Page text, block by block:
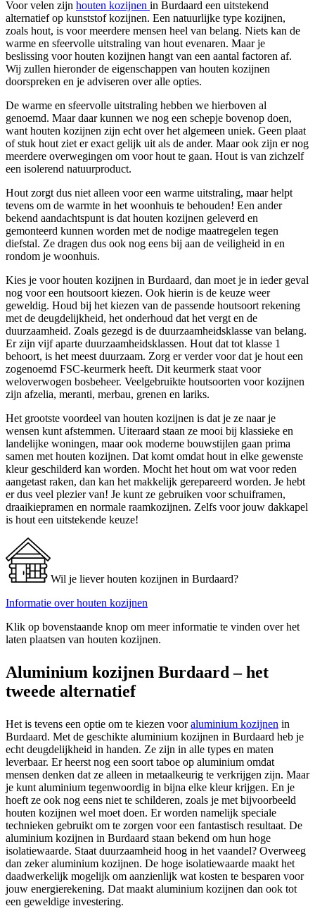
Voor velen zijn houten kozijnen in Burdaard een uitstekend
alternatief op kunststof kozijnen. Een natuurlijke type kozijnen,
zoals hout, is voor meerdere mensen heel van belang. Niets kan de
warme en sfeervolle uitstraling van hout evenaren. Maar je
beslissing voor houten kozijnen hangt van een aantal factoren af.
Wij zullen hieronder de eigenschappen van houten kozijnen
doorspreken en je adviseren over alle opties.
De warme en sfeervolle uitstraling hebben we hierboven al
genoemd. Maar daar kunnen we nog een schepje bovenop doen,
want houten kozijnen zijn echt over het algemeen uniek. Geen plaat
of stuk hout ziet er exact gelijk uit als de ander. Maar ook zijn er nog
meerdere overwegingen om voor hout te gaan. Hout is van zichzelf
een isolerend natuurproduct.
Hout zorgt dus niet alleen voor een warme uitstraling, maar helpt
tevens om de warmte in het woonhuis te behouden! Een ander
bekend aandachtspunt is dat houten kozijnen geleverd en
gemonteerd kunnen worden met de nodige maatregelen tegen
diefstal. Ze dragen dus ook nog eens bij aan de veiligheid in en
rondom je woonhuis.
Kies je voor houten kozijnen in Burdaard, dan moet je in ieder geval
nog voor een houtsoort kiezen. Ook hierin is de keuze weer
geweldig. Houd bij het kiezen van de passende houtsoort rekening
met de deugdelijkheid, het onderhoud dat het vergt en de
duurzaamheid. Zoals gezegd is de duurzaamheidsklasse van belang.
Er zijn vijf aparte duurzaamheidsklassen. Hout dat tot klasse 1
behoort, is het meest duurzaam. Zorg er verder voor dat je hout een
zogenoemd FSC-keurmerk heeft. Dit keurmerk staat voor
weloverwogen bosbeheer. Veelgebruikte houtsoorten voor kozijnen
zijn afzelia, meranti, merbau, grenen en lariks.
Het grootste voordeel van houten kozijnen is dat je ze naar je
wensen kunt afstemmen. Uiteraard staan ze mooi bij klassieke en
landelijke woningen, maar ook moderne bouwstijlen gaan prima
samen met houten kozijnen. Dat komt omdat hout in elke gewenste
kleur geschilderd kan worden. Mocht het hout om wat voor reden
aangetast raken, dan kan het makkelijk gerepareerd worden. Je hebt
er dus veel plezier van! Je kunt ze gebruiken voor schuiframen,
draaikiepramen en normale raamkozijnen. Zelfs voor jouw dakkapel
is hout een uitstekende keuze!
Wil je liever houten kozijnen in Burdaard?
Informatie over houten kozijnen
Klik op bovenstaande knop om meer informatie te vinden over het
laten plaatsen van houten kozijnen.
Aluminium kozijnen Burdaard – het
tweede alternatief
Het is tevens een optie om te kiezen vooraluminium kozijnen in
Burdaard. Met de geschikte aluminium kozijnen in Burdaard heb je
echt deugdelijkheid in handen. Ze zijn in alle types en maten
leverbaar. Er heerst nog een soort taboe op aluminium omdat
mensen denken dat ze alleen in metaalkeurig te verkrijgen zijn. Maar
je kunt aluminium tegenwoordig in bijna elke kleur krijgen. En je
hoeft ze ook nog eens niet te schilderen, zoals je met bijvoorbeeld
houten kozijnen wel moet doen. Er worden namelijk speciale
technieken gebruikt om te zorgen voor een fantastisch resultaat. De
aluminium kozijnen in Burdaard staan bekend om hun hoge
isolatiewaarde. Staat duurzaamheid hoog in het vaandel? Overweeg
dan zeker aluminium kozijnen. De hoge isolatiewaarde maakt het
daadwerkelijk mogelijk om aanzienlijk wat kosten te besparen voor
jouw energierekening. Dat maakt aluminium kozijnen dan ook tot
een geweldige investering.